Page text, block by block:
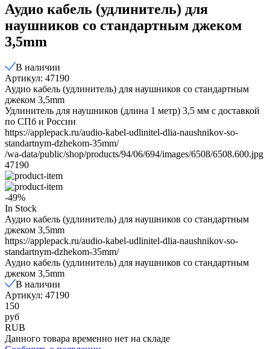
Аудио кабель (удлинитель) для
наушников со стандартным джеком
3,5mm
В наличии
Артикул: 47190
Аудио кабель (удлинитель) для наушников со стандартным
джеком 3,5mm
Удлинитель для наушников (длина 1 метр) 3,5 мм с доставкой
по СПб и России
https://applepack.ru/audio-kabel-udlinitel-dlia-naushnikov-so-
standartnym-dzhekom-35mm/
/wa-data/public/shop/products/94/06/694/images/6508/6508.600.jpg
47190
-49%
In Stock
Аудио кабель (удлинитель) для наушников со стандартным
джеком 3,5mm
https://applepack.ru/audio-kabel-udlinitel-dlia-naushnikov-so-
standartnym-dzhekom-35mm/
Аудио кабель (удлинитель) для наушников со стандартным
джеком 3,5mm
В наличии
Артикул: 47190
150
руб
RUB
Данного товара временно нет на складе